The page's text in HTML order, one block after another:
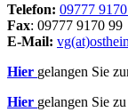
Telefon: 09777
Fax: 09777 9170 99
E-Mail:
Hier gelangen Sie
Hier gelangen Sie